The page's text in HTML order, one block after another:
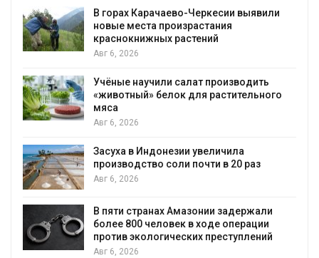
В горах Карачаево-Черкесии выявили
новые места произрастания
краснокнижных растений
Авг 6, 2026
Учёные научили салат производить
«животный» белок для растительного
мяса
Авг 6, 2026
Засуха в Индонезии увеличила
производство соли почти в 20 раз
Авг 6, 2026
В пяти странах Амазонии задержали
более 800 человек в ходе операции
против экологических преступлений
Авг 6, 2026